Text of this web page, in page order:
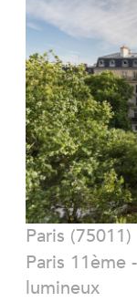
Paris (75011)
Paris
lumineux